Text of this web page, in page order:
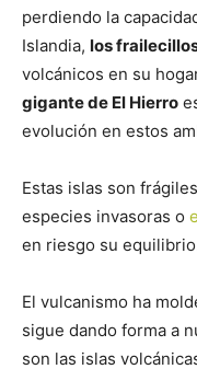
perdiendo la
Islandia, los
volcánicos en su
gigante de El Hierro
evolución en estos
Estas islas son
especies invasoras o
en riesgo su
El vulcanismo ha
sigue dando forma a
son las islas